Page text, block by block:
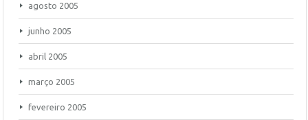
agosto 2005
junho 2005
abril 2005
março 2005
fevereiro 2005